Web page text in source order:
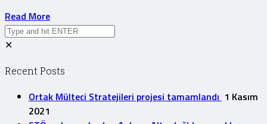
Read More
✕
Recent Posts
Ortak Mülteci Stratejileri projesi tamamlandı 1 Kasım
2021